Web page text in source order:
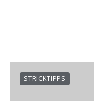
STRICKTIPPS